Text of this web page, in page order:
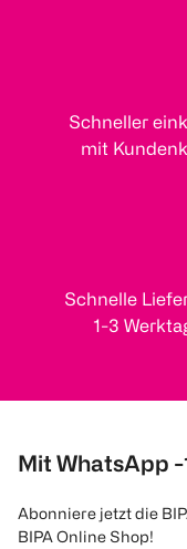
Schneller
mit
Schnelle
1-3
Mit WhatsApp
Abonniere jetzt die
BIPA Online Shop!